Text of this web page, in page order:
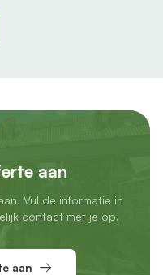
aan
Vul de informatie in
contact met je op.
aan